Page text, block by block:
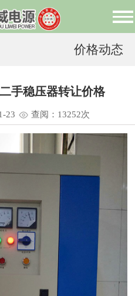
价格动态
手稳压器转让价格
23 查阅：13252次